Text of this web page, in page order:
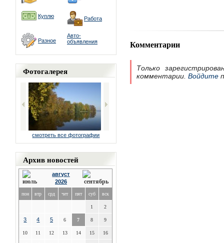
Куплю Работа
Разное
Авто-
объявления
Фотогалерея
смотреть все фотографии
Архив новостей
август
2026
пон втр срд чет пят суб вск
1 2
3 4 5 6 7 8 9
10 11 12 13 14 15 16
Комментарии
Только
комментарии. Войдите